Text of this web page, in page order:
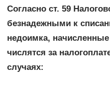
Согласно ст. 59
безнадежными к
недоимка,
числятся за
случаях: